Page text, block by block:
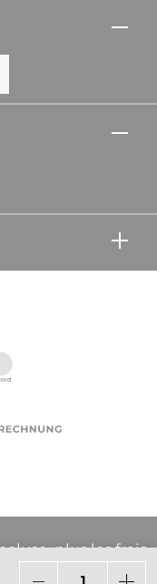
plus les frais
contraire.